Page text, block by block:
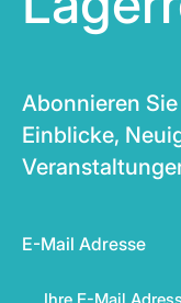
Abonnieren
Einblicke,
E-Mail Adresse